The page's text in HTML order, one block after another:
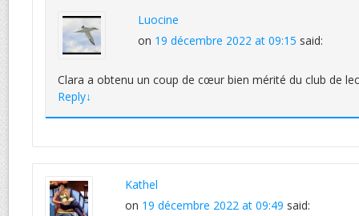
Luocine
on 19 décembre 2022 at 09:15 said:
Clara a obtenu un coup de cœur bien mérité du club de
Reply↓
Kathel
on 19 décembre 2022 at 09:49 said: